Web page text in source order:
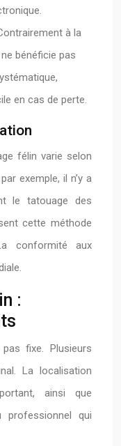
à la
bénéficie pas
en cas de perte.
félin varie selon
exemple, il n’y a
le tatouage des
cette méthode
conformité aux
:
fixe. Plusieurs
La localisation
ainsi que
professionnel qui